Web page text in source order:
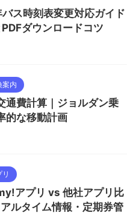
ス時刻表変更対応ガイド
PDFダウンロードコツ
案内
通費計算｜ジョルダン乗
的な移動計画
アプリ vs 他社アプリ比
ルタイム情報・定期券管